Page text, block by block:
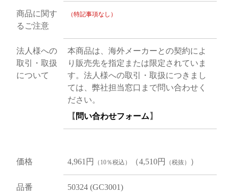
商品に関す
るご注意
（特記事項なし）
法人様への
取引・取扱
について
本商品は、海外メーカーとの契約によ
り販売先を指定または限定されていま
す。法人様への取引・取扱につきまし
ては、弊社担当窓口まで問い合わせく
ださい。
【 問い合わせフォーム 】
価格 4,961円 （10％税込） （4,510円 （税抜） ）
品番 50324 (GC3001)